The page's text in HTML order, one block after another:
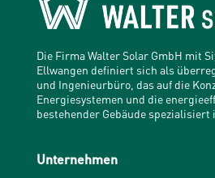
Die Firma Walter Solar GmbH mit
Ellwangen definiert sich als
und Ingenieurbüro, das auf die
Energiesystemen und die
bestehender Gebäude spezialisiert
Unternehmen